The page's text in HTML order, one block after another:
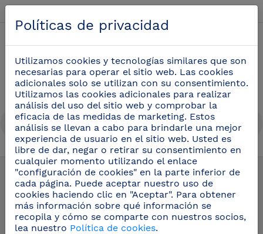
Utensilios cocina profesional (51)
Políticas de privacidad
Utilizamos cookies y tecnologías similares que son
necesarias para operar el sitio web. Las cookies
adicionales solo se utilizan con su consentimiento.
Utilizamos las cookies adicionales para realizar
análisis del uso del sitio web y comprobar la
eficacia de las medidas de marketing. Estos
análisis se llevan a cabo para brindarle una mejor
experiencia de usuario en el sitio web. Usted es
libre de dar, negar o retirar su consentimiento en
cualquier momento utilizando el enlace
"configuración de cookies" en la parte inferior de
cada página. Puede aceptar nuestro uso de
cookies haciendo clic en "Aceptar". Para obtener
más información sobre qué información se
recopila y cómo se comparte con nuestros socios,
lea nuestro Política de cookies.